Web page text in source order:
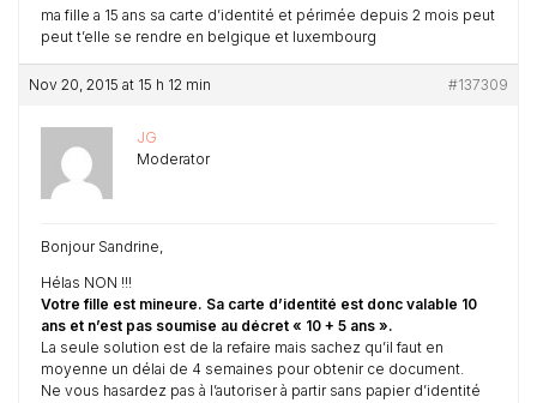
ma fille a 15 ans sa carte d’identité et périmée depuis 2 mois peut
peut t’elle se rendre en belgique et luxembourg
Nov 20, 2015 at 15 h 12 min #137309
JG
Moderator
Bonjour Sandrine,
Hélas NON !!!
Votre fille est mineure. Sa carte d’identité est donc valable 10
ans et n’est pas soumise au décret « 10 + 5 ans ».
La seule solution est de la refaire mais sachez qu’il faut en
moyenne un délai de 4 semaines pour obtenir ce document.
Ne vous hasardez pas à l’autoriser à partir sans papier d’identité